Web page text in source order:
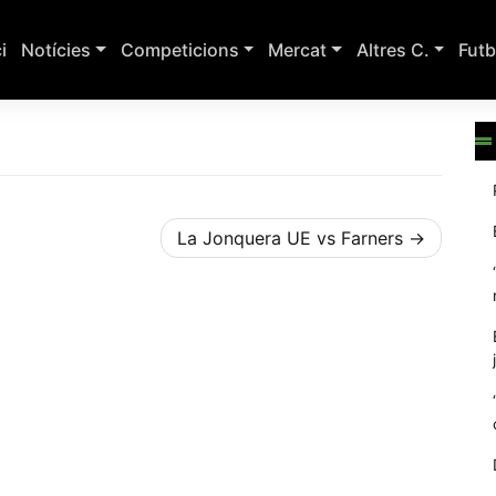
Notícies Competicions Mercat Altres C.
La Jonquera UE vs Farners